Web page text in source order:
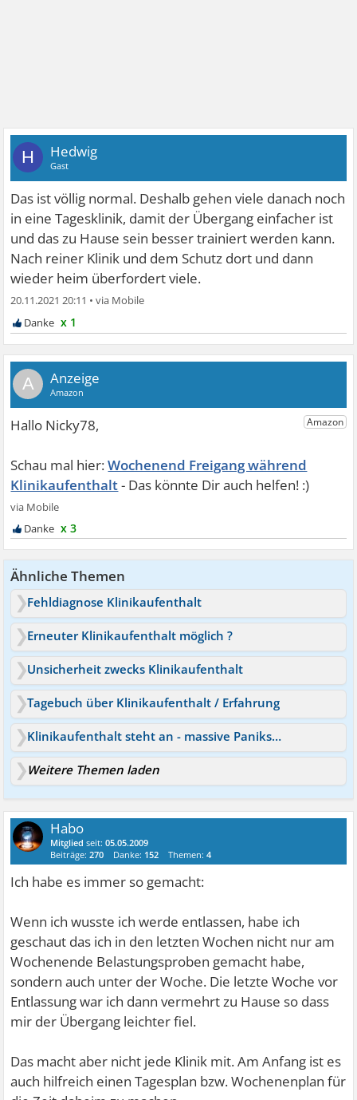
H Hedwig
Gast
Das ist völlig normal. Deshalb gehen viele danach noch
in eine Tagesklinik, damit der Übergang einfacher ist
und das zu Hause sein besser trainiert werden kann.
Nach reiner Klinik und dem Schutz dort und dann
wieder heim überfordert viele.
20.11.2021 20:11 •
x 1
A
Wochenend Freigang während
Klinikaufenthalt
x 3
Ähnliche Themen
Fehldiagnose Klinikaufenthalt
Erneuter Klinikaufenthalt möglich ?
Unsicherheit zwecks Klinikaufenthalt
Tagebuch über Klinikaufenthalt / Erfahrung
Klinikaufenthalt steht an - massive Panikstörung
Weitere Themen laden
Habo
Mitglied seit:05.05.2009
Beiträge:270 Danke: 152 Themen:4
Ich habe es immer so gemacht:
Wenn ich wusste ich werde entlassen, habe ich
geschaut das ich in den letzten Wochen nicht nur am
Wochenende Belastungsproben gemacht habe,
sondern auch unter der Woche. Die letzte Woche vor
Entlassung war ich dann vermehrt zu Hause so dass
mir der Übergang leichter fiel.
Das macht aber nicht jede Klinik mit. Am Anfang ist es
auch hilfreich einen Tagesplan bzw. Wochenenplan für